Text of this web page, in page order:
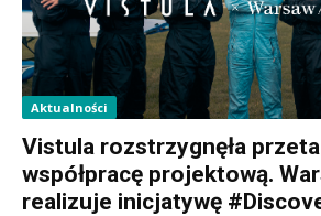
Aktualności
Vistula rozstrzygnęła
współpracę projektową.
realizuje inicjatywę